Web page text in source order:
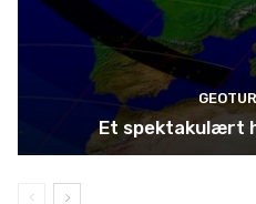
Et spektakulært